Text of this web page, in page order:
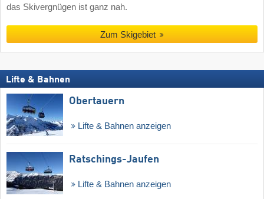
das Skivergnügen ist ganz nah.
Zum Skigebiet
Lifte & Bahnen
Obertauern
Lifte & Bahnen anzeigen
Ratschings-Jaufen
Lifte & Bahnen anzeigen